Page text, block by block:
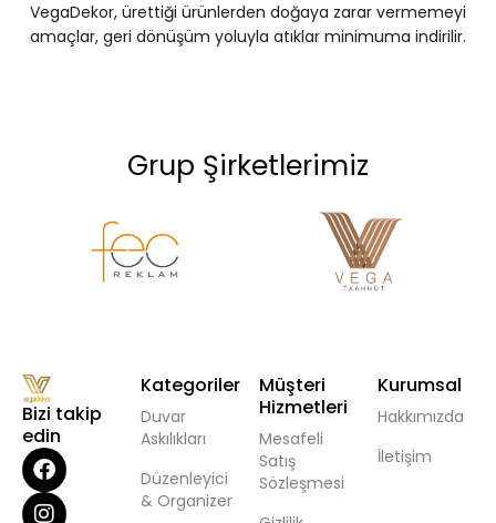
VegaDekor, ürettiği ürünlerden doğaya zarar vermemeyi
amaçlar, geri dönüşüm yoluyla atıklar minimuma indirilir.
Grup Şirketlerimiz
Bizi takip
edin
Kategoriler
Duvar
Askılıkları
Düzenleyici
& Organizer
Müşteri
Hizmetleri
Mesafeli
Satış
Sözleşmesi
Kurumsal
Hakkımızda
İletişim